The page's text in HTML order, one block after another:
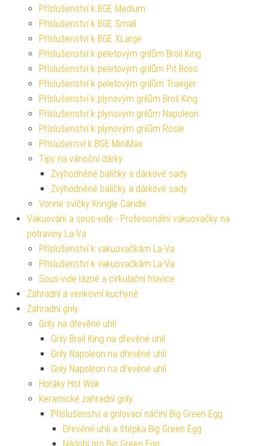
Příslušenství k BGE Medium
Příslušenství k BGE Small
Příslušenství k BGE XLarge
Příslušenství k peletovým grilům Broil King
Příslušenství k peletovým grilům Pit Boss
Příslušenství k peletovým grilům Traeger
Příslušenství k plynovým grilům Broil King
Příslušenství k plynovým grilům Napoleon
Příslušenství k plynovým grilům Rösle
Příslušensví k BGE MiniMax
Tipy na vánoční dárky
Zvýhodněné balíčky a dárkové sady
Zvýhodněné balíčky a dárkové sady
Vonné svíčky Kringle Candle
Vakuování a sous-vide - Profesionální vakuovačky na
potraviny La-Va
Příslušenství k vakuovačkám La-Va
Příslušenství k vakuovačkám La-Va
Sous-vide lázně a cirkulační hlavice
Zahradní a venkovní kuchyně
Zahradní grily
Grily na dřevěné uhlí
Grily Broil King na dřevěné uhlí
Grily Napoleon na dřevěné uhlí
Grily Napoleon na dřevěné uhlí
Hořáky Hot Wok
Keramické zahradní grily
Příslušenství a grilovací náčiní Big Green Egg
Dřevěné uhlí a štěpka Big Green Egg